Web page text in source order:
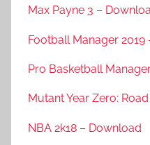
Max Payne 3 –
Football Manager 2019
Pro Basketball
Mutant Year Zero:
NBA 2k18 – Download